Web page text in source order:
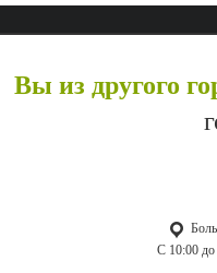
Вы из другого
C 10:00